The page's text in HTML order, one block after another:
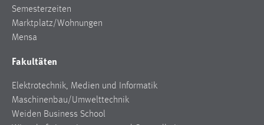
Semesterzeiten
Marktplatz/Wohnungen
Mensa
Fakultäten
Elektrotechnik, Medien und Informatik
Maschinenbau/Umwelttechnik
Weiden Business School
Zweck:
Dieser Cookie ist notwendig um sich an der Website
Cookie Laufzeit:
STATISTIK